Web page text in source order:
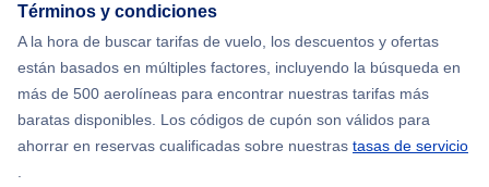
Términos y condiciones
A la hora de buscar tarifas de vuelo, los descuentos y ofertas
están basados en múltiples factores, incluyendo la búsqueda en
más de 500 aerolíneas para encontrar nuestras tarifas más
baratas disponibles. Los códigos de cupón son válidos para
ahorrar en reservas cualificadas sobre nuestras tasas de servicio
.